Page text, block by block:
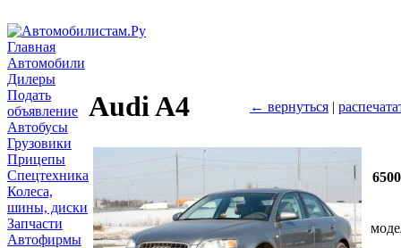
Главная
Автомобили
Дилеры
Подать
объявление
Автобусы
Грузовики
Прицепы
Спецтехника
Колеса,
шины, диски
Запчасти
Автофирмы
Audi A4 ← вернуться |